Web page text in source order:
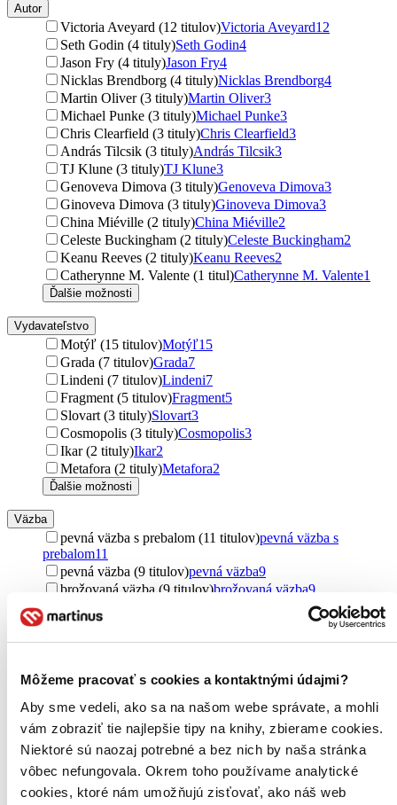
Môžeme pracovať s cookies a kontaktnými údajmi?
Aby sme vedeli, ako sa na našom webe správate, a mohli
vám zobraziť tie najlepšie tipy na knihy, zbierame cookies.
Niektoré sú naozaj potrebné a bez nich by naša stránka
vôbec nefungovala. Okrem toho používame analytické
cookies, ktoré nám umožňujú zisťovať, ako náš web
Autor
Victoria Aveyard (12 titulov)Victoria Aveyard12
Seth Godin (4 tituly)Seth Godin4
Jason Fry (4 tituly)Jason Fry4
Nicklas Brendborg (4 tituly)Nicklas Brendborg4
Martin Oliver (3 tituly)Martin Oliver3
Michael Punke (3 tituly)Michael Punke3
Chris Clearfield (3 tituly)Chris Clearfield3
András Tilcsik (3 tituly)András Tilcsik3
TJ Klune (3 tituly)TJ Klune3
Genoveva Dimova (3 tituly)Genoveva Dimova3
Ginoveva Dimova (3 tituly)Ginoveva Dimova3
China Miéville (2 tituly)China Miéville2
Celeste Buckingham (2 tituly)Celeste Buckingham2
Keanu Reeves (2 tituly)Keanu Reeves2
Catherynne M. Valente (1 titul)Catherynne M. Valente1
Ďalšie možnosti
Vydavateľstvo
Motýľ (15 titulov)Motýľ15
Grada (7 titulov)Grada7
Lindeni (7 titulov)Lindeni7
Fragment (5 titulov)Fragment5
Slovart (3 tituly)Slovart3
Cosmopolis (3 tituly)Cosmopolis3
Ikar (2 tituly)Ikar2
Metafora (2 tituly)Metafora2
Ďalšie možnosti
Väzba
pevná väzba s prebalom (11 titulov)pevná väzba s
prebalom11
pevná väzba (9 titulov)pevná väzba9
brožovaná väzba (9 titulov)brožovaná väzba9
Formát
E-kniha: PDF (8 titulov)E-kniha: PDF8
E-kniha: MOBI (8 titulov)E-kniha: MOBI 8
Zúžiť výber
Zoradiť